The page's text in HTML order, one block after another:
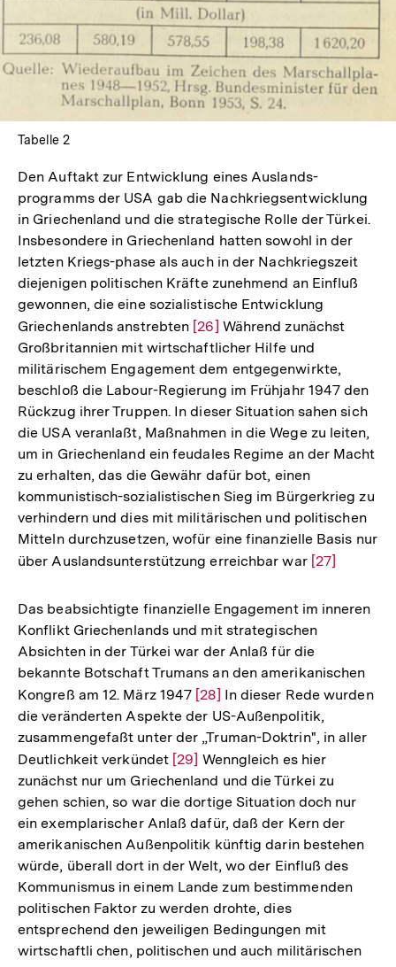
öffnen
Tabelle 2
Den Auftakt zur Entwicklung eines Auslands-
programms der USA gab die Nachkriegsentwicklung
in Griechenland und die strategische Rolle der Türkei.
Insbesondere in Griechenland hatten sowohl in der
letzten Kriegs-phase als auch in der Nachkriegszeit
diejenigen politischen Kräfte zunehmend an Einfluß
gewonnen, die eine sozialistische Entwicklung
Griechenlands anstrebten Zur
Auflösung
der
Fußnote
[26] Während zunächst
Großbritannien mit wirtschaftlicher Hilfe und
militärischem Engagement dem entgegenwirkte,
beschloß die Labour-Regierung im Frühjahr 1947 den
Rückzug ihrer Truppen. In dieser Situation sahen sich
die USA veranlaßt, Maßnahmen in die Wege zu leiten,
um in Griechenland ein feudales Regime an der Macht
zu erhalten, das die Gewähr dafür bot, einen
kommunistisch-sozialistischen Sieg im Bürgerkrieg zu
verhindern und dies mit militärischen und politischen
Mitteln durchzusetzen, wofür eine finanzielle Basis nur
über Auslandsunterstützung erreichbar war Zur
der
Fußnote
[27]
Das beabsichtigte finanzielle Engagement im inneren
Konflikt Griechenlands und mit strategischen
Absichten in der Türkei war der Anlaß für die
bekannte Botschaft Trumans an den amerikanischen
Kongreß am 12. März 1947 Zur
Auflösung
der
Fußnote
[28] In dieser Rede wurden
die veränderten Aspekte der US-Außenpolitik,
zusammengefaßt unter der „Truman-Doktrin", in aller
Deutlichkeit verkündet Zur
Auflösung
der
Fußnote
[29] Wenngleich es hier
zunächst nur um Griechenland und die Türkei zu
gehen schien, so war die dortige Situation doch nur
ein exemplarischer Anlaß dafür, daß der Kern der
amerikanischen Außenpolitik künftig darin bestehen
würde, überall dort in der Welt, wo der Einfluß des
Kommunismus in einem Lande zum bestimmenden
politischen Faktor zu werden drohte, dies
entsprechend den jeweiligen Bedingungen mit
wirtschaftli chen, politischen und auch militärischen